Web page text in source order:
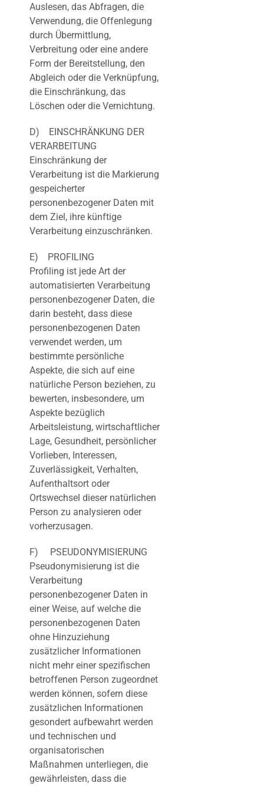
Auslesen, das Abfragen, die
Verwendung, die Offenlegung
durch Übermittlung,
Verbreitung oder eine andere
Form der Bereitstellung, den
Abgleich oder die Verknüpfung,
die Einschränkung, das
Löschen oder die Vernichtung.
D) EINSCHRÄNKUNG DER
VERARBEITUNG
Einschränkung der
Verarbeitung ist die Markierung
gespeicherter
personenbezogener Daten mit
dem Ziel, ihre künftige
Verarbeitung einzuschränken.
E) PROFILING
Profiling ist jede Art der
automatisierten Verarbeitung
personenbezogener Daten, die
darin besteht, dass diese
personenbezogenen Daten
verwendet werden, um
bestimmte persönliche
Aspekte, die sich auf eine
natürliche Person beziehen, zu
bewerten, insbesondere, um
Aspekte bezüglich
Arbeitsleistung, wirtschaftlicher
Lage, Gesundheit, persönlicher
Vorlieben, Interessen,
Zuverlässigkeit, Verhalten,
Aufenthaltsort oder
Ortswechsel dieser natürlichen
Person zu analysieren oder
vorherzusagen.
F) PSEUDONYMISIERUNG
Pseudonymisierung ist die
Verarbeitung
personenbezogener Daten in
einer Weise, auf welche die
personenbezogenen Daten
ohne Hinzuziehung
zusätzlicher Informationen
nicht mehr einer spezifischen
betroffenen Person zugeordnet
werden können, sofern diese
zusätzlichen Informationen
gesondert aufbewahrt werden
und technischen und
organisatorischen
Maßnahmen unterliegen, die
gewährleisten, dass die